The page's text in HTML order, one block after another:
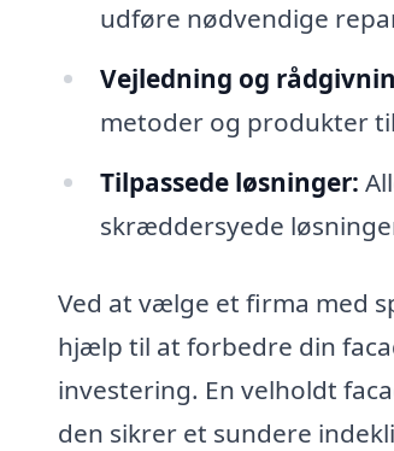
udføre nødvendige
Vejledning og
metoder og produkter
Tilpassede løsninger:
skræddersyede
Ved at vælge et firma med
hjælp til at forbedre din
investering. En velholdt
den sikrer et sundere